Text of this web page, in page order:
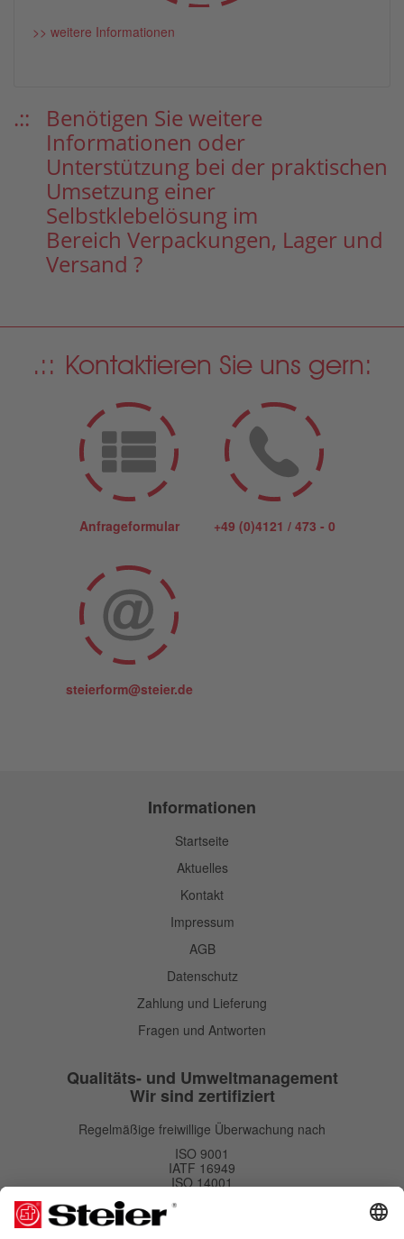
>> weitere Informationen
Benötigen Sie weitere
Informationen oder
Unterstützung bei der praktischen
Umsetzung einer
Selbstklebelösung im
Bereich Verpackungen, Lager und
Versand ?
Kontaktieren Sie uns gern:
Anfrageformular +49 (0)4121 / 473 - 0
steierform@steier.de
Informationen
Startseite
Aktuelles
Kontakt
Impressum
AGB
Datenschutz
Zahlung und Lieferung
Fragen und Antworten
Qualitäts- und Umweltmanagement
Wir sind zertifiziert
Regelmäßige freiwillige Überwachung nach
ISO 9001
IATF 16949
ISO 14001